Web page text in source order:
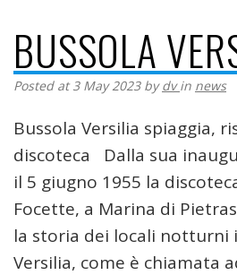
BUSSOLA
Posted at 3 May 2023 bydvin news
Bussola Versilia spiaggia,
discoteca Dalla sua
il 5 giugno 1955 la
Focette, a Marina di
la storia dei locali notturni
Versilia, come è chiamata